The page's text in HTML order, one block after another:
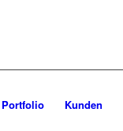
Portfolio Kunden